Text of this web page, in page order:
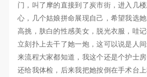
门，叫了摩的直接到了炭市街，进入几
心，几个姑娘拼命展现自己，希望我选
高挑，肤白的性感美女，脱光衣服，哇
立刻扑上去干了她一炮，这可以说是人
来流程大家都知道，我这个还是个护士
还给我体检，后来我把她按倒在手术台